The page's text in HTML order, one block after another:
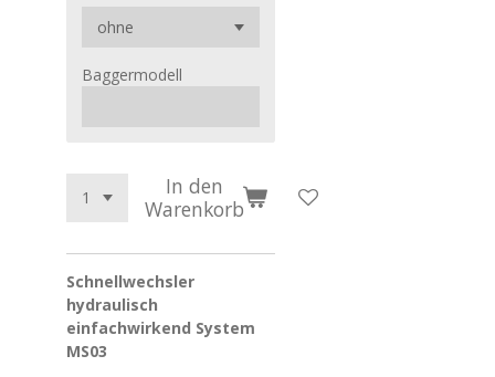
Baggermodell
In den
Warenkorb
Schnellwechsler
hydraulisch
einfachwirkend System
MS03